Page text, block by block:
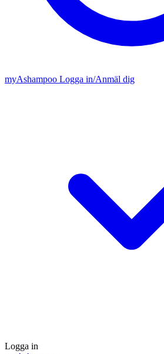
myAshampoo Logga in/Anmäl dig
Logga in